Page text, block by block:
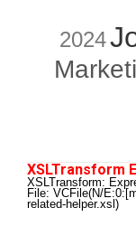
2024
XSLTransform
XSLTransform:
File: VCFile(N/
related-helper.xsl)